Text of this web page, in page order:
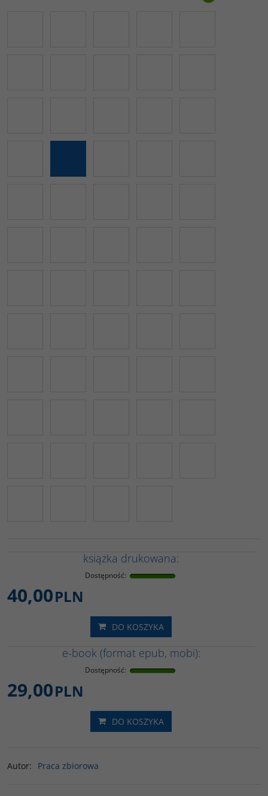
książka drukowana:
Dostępność:
40,00PLN
DO KOSZYKA
e-book (format epub, mobi):
Dostępność:
29,00PLN
DO KOSZYKA
Autor: Praca zbiorowa